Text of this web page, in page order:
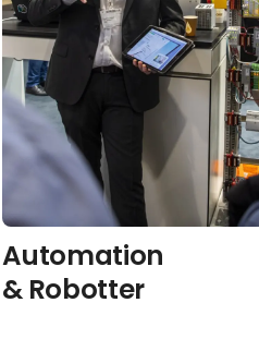
Automation
& Robotter